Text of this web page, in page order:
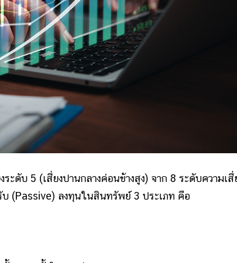
ดับ 5 (เสี่ยงปานกลางค่อนข้างสูง) จาก 8 ระดับความเสี่
บ (Passive) ลงทุนในสินทรัพย์ 3 ประเภท คือ